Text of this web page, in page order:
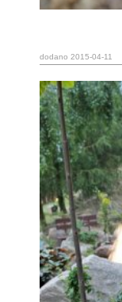
dodano 2015-04-11